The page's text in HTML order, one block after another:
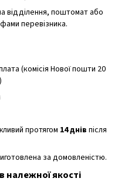
відділення, поштомат або
перевізника.
(комісія Нової пошти 20
протягом 14 днів після
​​за домовленістю.
належної якості